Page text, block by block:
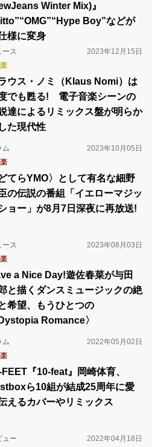
Winter Mix)』
Boy”などが
様に変身
ース
2023年12月15日
ウス・ノミ（Klaus Nomi）は
でも甦る! 電子音楽シーンの
達によるリミックス盤が明らか
た現代性
ム
2023年10月05日
どてらYMO〉として有名な細野
の伝説の番組「イエローマジッ
ョー」が8月7日深夜に再放送!
ース
2023年08月03日
a Nice Day!遊佐春菜が与田
と描くダンスミュージックの絶
希望、もうひとつの
Dystopia Romance〉
ム
2022年05月02日
FEET『10-feat』岡崎体育、
ら10組が結成25周年に愛
えるカバーやリミックス
ュー
2022年04月18日